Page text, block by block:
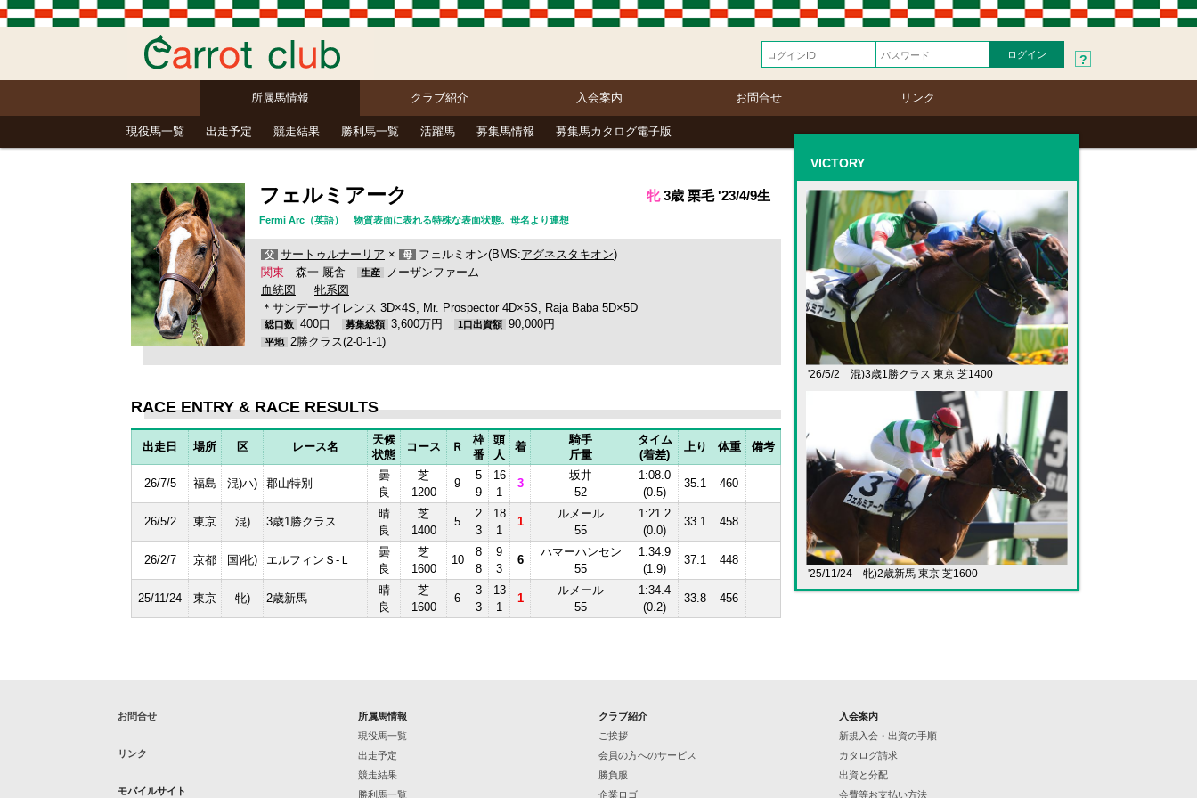
?
所属馬情報 クラブ紹介 入会案内 お問合せ リンク
現役馬一覧 出走予定 競走結果 勝利馬一覧 活躍馬 募集馬情報 募集馬カタログ電子版
フェルミアーク 牝3歳 栗毛 '23/4/9生
Fermi Arc（英語） 物質表面に表れる特殊な表面状態。母名より連想
父 サートゥルナーリア × 母 フェルミオン(BMS:アグネスタキオン)
関東 森一 厩舎 生産
ノーザンファーム
血統図
｜ 牝系図
＊サンデーサイレンス 3D×4S, Mr. Prospector 4D×5S, Raja Baba 5D×5D
総口数 400口 募集総額 3,600万円 1口出資額 90,000円
平地 2勝クラス(2-0-1-1)
RACE ENTRY & RACE RESULTS
出走日 場所 区 レース名
天候
状態
コース Ｒ
枠
番
頭
人
着
騎手
斤量
タイム
(着差)
上り 体重 備考
26/7/5 福島 混)ハ) 郡山特別
曇
良
芝
1200
9
5
9
16
1
3
坂井
52
1:08.0
(0.5)
35.1 460
26/5/2 東京 混) 3歳1勝クラス
晴
良
芝
1400
5
2
3
18
1
1
ルメール
55
1:21.2
(0.0)
33.1 458
26/2/7 京都 国)牝) エルフィンＳ-Ｌ
曇
良
芝
1600
10
8
8
9
3
6
ハマーハンセン
55
1:34.9
(1.9)
37.1 448
25/11/24 東京 牝) 2歳新馬
晴
良
芝
1600
6
3
3
13
1
1
ルメール
55
1:34.4
(0.2)
33.8 456
VICTORY
'26/5/2 混)3歳1勝クラス 東京 芝1400
'25/11/24 牝)2歳新馬 東京 芝1600
お問合せ
リンク
モバイルサイト
所属馬情報
現役馬一覧
出走予定
競走結果
勝利馬一覧
クラブ紹介
ご挨拶
会員の方へのサービス
勝負服
企業ロゴ
入会案内
新規入会・出資の手順
カタログ請求
出資と分配
会費等お支払い方法